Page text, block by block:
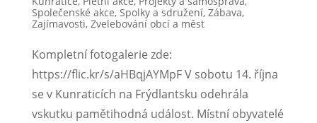
Společenské akce, Spolky a sdružení, Zábava,
Zajímavosti, Zvelebování obcí a měst
Kompletní fotogalerie zde:
https://flic.kr/s/aHBqjAYMpF V sobotu 14. října
se v Kunraticích na Frýdlantsku odehrála
vskutku pamětihodná událost. Místní obyvatelé